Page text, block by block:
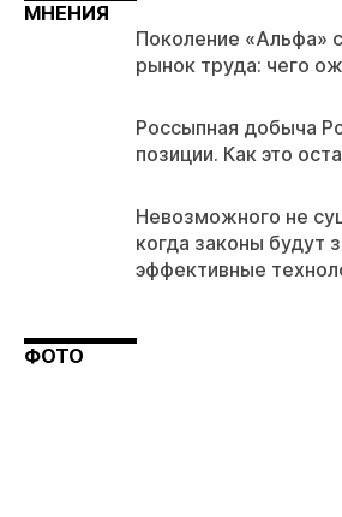
МНЕНИЯ
Поколение «Альфа»
рынок труда: чего
Россыпная добыча
позиции. Как это
Невозможного не
когда законы будут
эффективные
ФОТО